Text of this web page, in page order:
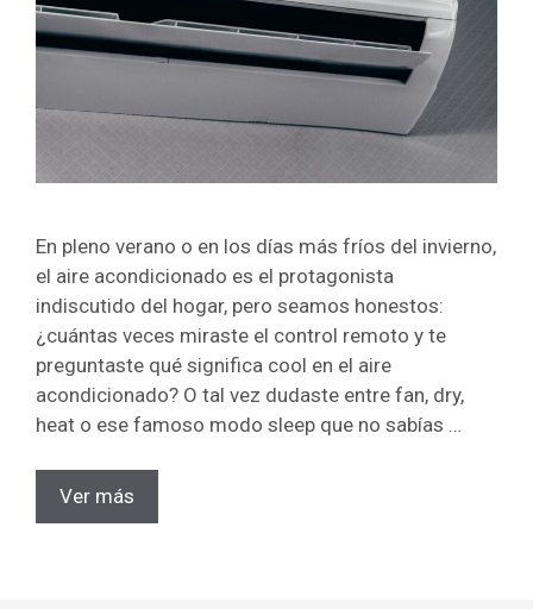
En pleno verano o en los días más fríos del invierno,
el aire acondicionado es el protagonista
indiscutido del hogar, pero seamos honestos:
¿cuántas veces miraste el control remoto y te
preguntaste qué significa cool en el aire
acondicionado? O tal vez dudaste entre fan, dry,
heat o ese famoso modo sleep que no sabías …
Ver más